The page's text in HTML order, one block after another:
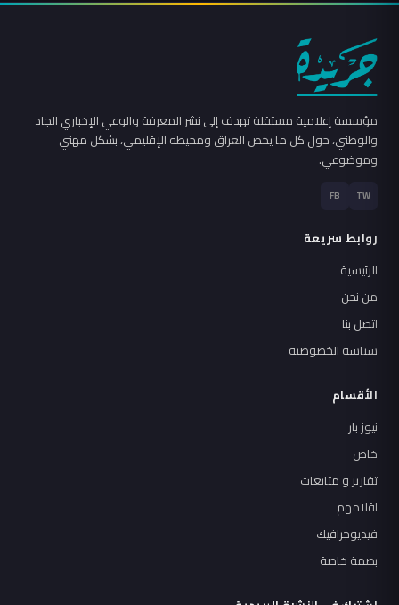
مؤسسة إعلامية مستقلة تهدف إلى نشر المعرفة والوعي الإخباري الجاد
والوطني، حول كل ما يخص العراق ومحيطه الإقليمي، بشكل مهني
وموضوعي.
TW
FB
روابط سريعة
الرئيسية
من نحن
اتصل بنا
سياسة الخصوصية
الأقسام
نيوز بار
خاص
تقارير و متابعات
اقلامهم
فيديوجرافيك
بصمة خاصة